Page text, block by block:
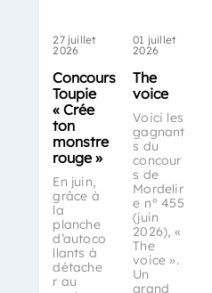
27 juillet
2026
Concours
Toupie
« Crée
ton
monstre
rouge »
En juin,
grâce à
la
planche
d’autoco
llants à
détache
r au
01 juillet
2026
The
voice
Voici les
gagnant
s du
concour
s de
Mordelir
e n° 455
(juin
2026), «
The
voice ».
Un
grand